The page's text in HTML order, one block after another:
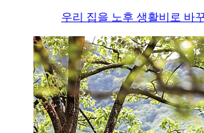
우리 집을 노후 생활비로 바